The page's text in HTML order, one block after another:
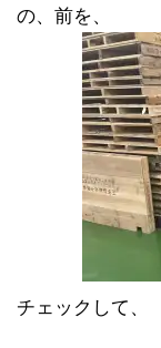
の、前を、
チェックして、